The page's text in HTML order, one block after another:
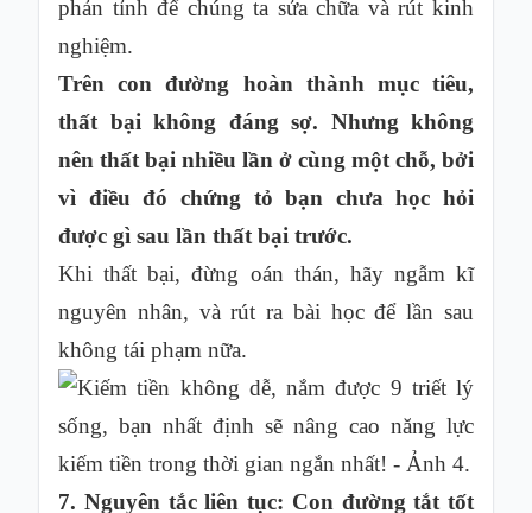
phản tỉnh để chúng ta sửa chữa và rút kinh
nghiệm.
Trên con đường hoàn thành mục tiêu,
thất bại không đáng sợ. Nhưng không
nên thất bại nhiều lần ở cùng một chỗ, bởi
vì điều đó chứng tỏ bạn chưa học hỏi
được gì sau lần thất bại trước.
Khi thất bại, đừng oán thán, hãy ngẫm kĩ
nguyên nhân, và rút ra bài học để lần sau
không tái phạm nữa.
7. Nguyên tắc liên tục: Con đường tắt tốt